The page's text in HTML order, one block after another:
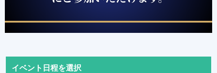
イベント日程を選択